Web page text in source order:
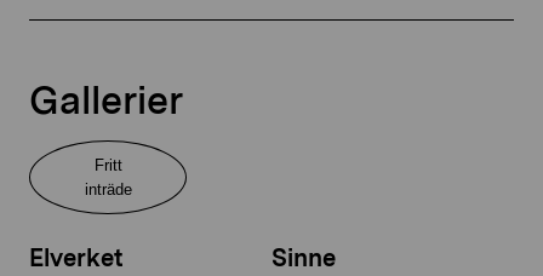
Gallerier
Fritt
inträde
Elverket Sinne